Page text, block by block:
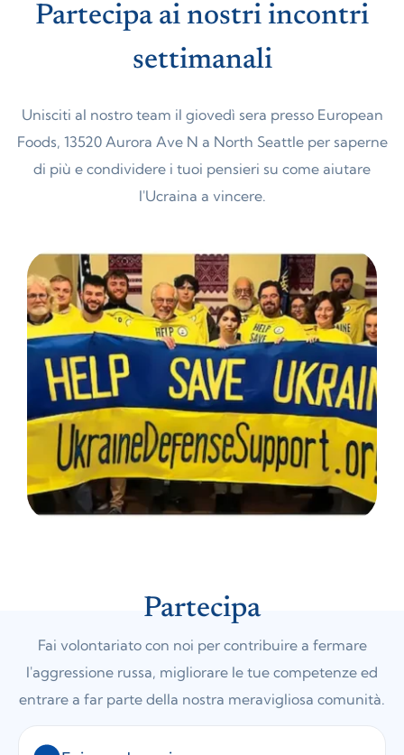
Partecipa ai nostri incontri
settimanali
Unisciti al nostro team il giovedì sera presso European
Foods, 13520 Aurora Ave N a North Seattle per saperne
di più e condividere i tuoi pensieri su come aiutare
l'Ucraina a vincere.
Partecipa
Fai volontariato con noi per contribuire a fermare
l'aggressione russa, migliorare le tue competenze ed
entrare a far parte della nostra meravigliosa comunità.